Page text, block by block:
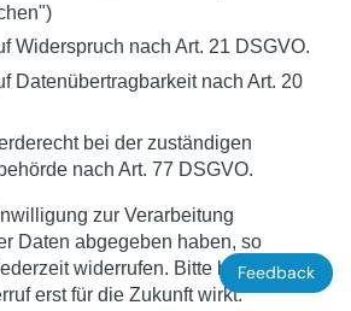
Feedback
Widerspruch nach Art. 21 DSGVO.
Datenübertragbarkeit nach Art. 20
bei der zuständigen
nach Art. 77 DSGVO.
zur Verarbeitung
Daten abgegeben haben, so
widerrufen. Bitte beachten
erst für die Zukunft wirkt.